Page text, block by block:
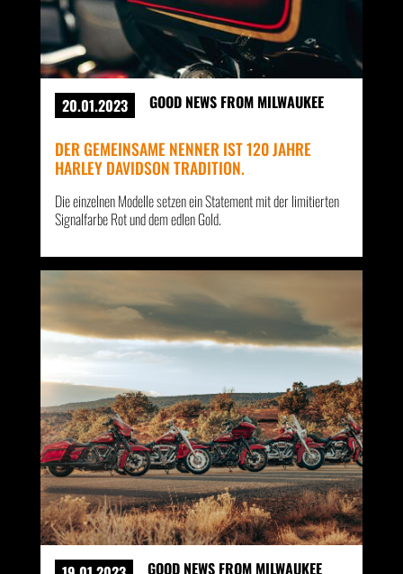
20.01.2023 GOOD NEWS FROM MILWAUKEE
DER GEMEINSAME NENNER IST 120 JAHRE
HARLEY DAVIDSON TRADITION.
Die einzelnen Modelle setzen ein Statement mit der limitierten
Signalfarbe Rot und dem edlen Gold.
GOOD NEWS FROM MILWAUKEE